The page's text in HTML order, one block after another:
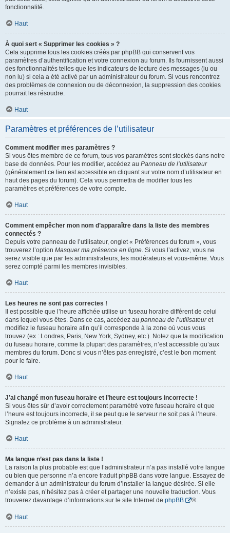
fonctionnalité.
Haut
À quoi sert « Supprimer les cookies » ?
Cela supprime tous les cookies créés par phpBB qui conservent vos
paramètres d’authentification et votre connexion au forum. Ils fournissent aussi
des fonctionnalités telles que les indicateurs de lecture des messages (lu ou
non lu) si cela a été activé par un administrateur du forum. Si vous rencontrez
des problèmes de connexion ou de déconnexion, la suppression des cookies
pourrait les résoudre.
Haut
Paramètres et préférences de l’utilisateur
Comment modifier mes paramètres ?
Si vous êtes membre de ce forum, tous vos paramètres sont stockés dans notre
base de données. Pour les modifier, accédez au Panneau de l’utilisateur
(généralement ce lien est accessible en cliquant sur votre nom d’utilisateur en
haut des pages du forum). Cela vous permettra de modifier tous les
paramètres et préférences de votre compte.
Haut
Comment empêcher mon nom d’apparaître dans la liste des membres
connectés ?
Depuis votre panneau de l’utilisateur, onglet « Préférences du forum », vous
trouverez l’option Masquer ma présence en ligne. Si vous l’activez, vous ne
serez visible que par les administrateurs, les modérateurs et vous-même. Vous
serez compté parmi les membres invisibles.
Haut
Les heures ne sont pas correctes !
Il est possible que l’heure affichée utilise un fuseau horaire différent de celui
dans lequel vous êtes. Dans ce cas, accédez au panneau de l’utilisateuret
modifiez le fuseau horaire afin qu’il corresponde à la zone où vous vous
trouvez (ex : Londres, Paris, New York, Sydney, etc.). Notez que la modification
du fuseau horaire, comme la plupart des paramètres, n’est accessible qu’aux
membres du forum. Donc si vous n’êtes pas enregistré, c’est le bon moment
pour le faire.
Haut
J’ai changé mon fuseau horaire et l’heure est toujours incorrecte !
Si vous êtes sûr d’avoir correctement paramétré votre fuseau horaire et que
l’heure est toujours incorrecte, il se peut que le serveur ne soit pas à l’heure.
Signalez ce problème à un administrateur.
Haut
Ma langue n’est pas dans la liste !
La raison la plus probable est que l’administrateur n’a pas installé votre langue
ou bien que personne n’a encore traduit phpBB dans votre langue. Essayez de
demander à un administrateur du forum d’installer la langue désirée. Si elle
n’existe pas, n’hésitez pas à créer et partager une nouvelle traduction. Vous
trouverez davantage d’informations sur le site Internet de phpBB ®.
Haut